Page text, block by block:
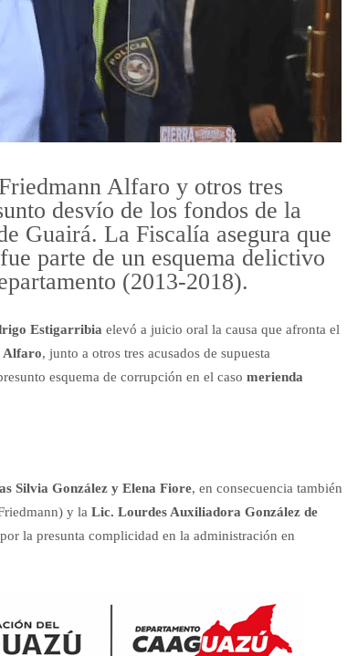
Alfaro y otros tres
desvío de los fondos de la
Guairá. La Fiscalía asegura que
parte de un esquema delictivo
(2013-2018).
Estigarribia elevó a juicio oral la causa que afronta el
Alfaro, junto a otros tres acusados de supuesta
esquema de corrupción en el caso merienda
Silvia González y Elena Fiore, en consecuencia también
y la Lic. Lourdes Auxiliadora González de
la presunta complicidad en la administración en